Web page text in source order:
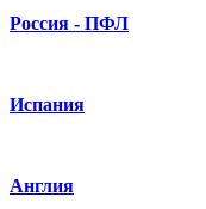
Россия - ПФЛ
Испания
Англия